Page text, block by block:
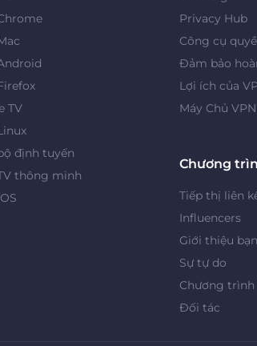
TV
định tuyến
thông minh
Privacy Hub
Công cụ
Đảm bảo
Lợi ích của
Máy Chủ VPN
Chương
Tiếp thị liên
Influencers
Giới thiệu
Sự tự do
Chương trình
Đối tác